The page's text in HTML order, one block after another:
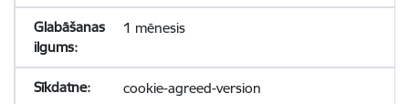
1 mēnesis
cookie-agreed-version